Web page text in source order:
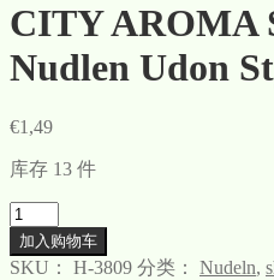
CITY AROMA
Nudlen Udon
€1,49
库存 13 件
数
量
加入购物车
SKU： H-3809 分类： Nudeln,